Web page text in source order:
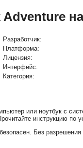
Adventure
Разработчик:
Платформа:
Лицензия:
Интерфейс:
Категория:
или ноутбук с
инструкцию
Без